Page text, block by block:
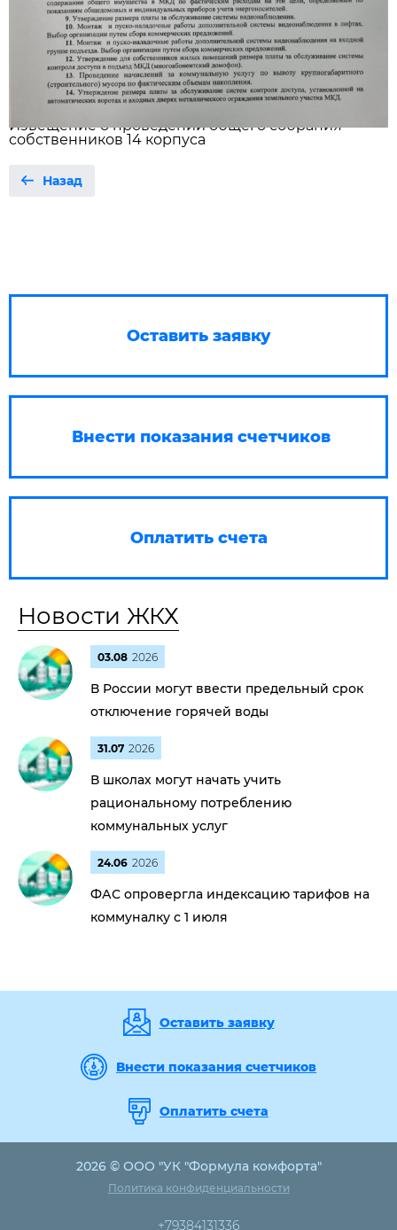
Извещение о проведении общего собрания
собственников 14 корпуса
Назад
Оставить заявку
Внести показания счетчиков
Оплатить счета
Новости ЖКХ
03.08 2026
В России могут ввести предельный срок
отключение горячей воды
31.07 2026
В школах могут начать учить
рациональному потреблению
коммунальных услуг
24.06 2026
ФАС опровергла индексацию тарифов на
коммуналку с 1 июля
Оставить заявку
Внести показания счетчиков
Оплатить счета
2026 © ООО "УК "Формула комфорта"
Политика конфиденциальности
+79384131336